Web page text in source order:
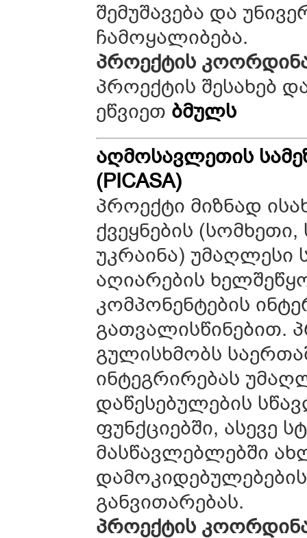
შემუშავება და
ჩამოყალიბება.
პროექტის
პროექტის შესახებ
ეწვიეთ ბმულს
აღმოსავლეთის
(PICASA)
პროექტი მიზნად
ქვეყნების
უკრაინა) უმაღლესი
აღიარების
კომპონენტების
გათვალისწინებით.
გულისხმობს
ინტეგრირებას
დაწესებულების
ფუნქციებში, ასევე
მასწავლებლებში
განვითარებას.
პროექტის